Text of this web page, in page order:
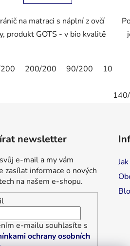
na matraci s náplní z ovčí
produkt GOTS - v bio kvalitě
200/200 90/200 100/200
newsletter
e-mail a my vám
zasílat informace o nových
na našem e-shopu.
e-mailu souhlasíte s
ochrany osobních